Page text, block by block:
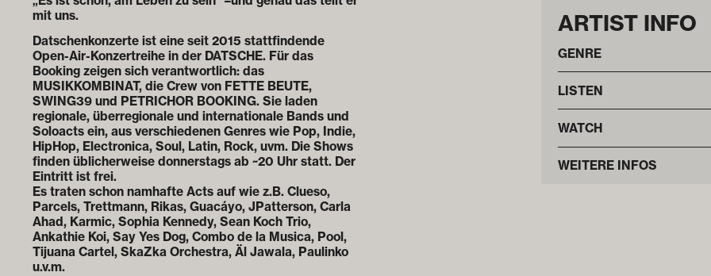
mit uns.
Datschenkonzerteist eine seit 2015 stattfindende
Open-Air-Konzertreihe in der DATSCHE. Für das
Booking zeigen sich verantwortlich: das
MUSIKKOMBINAT, die Crew von FETTE BEUTE,
SWING39 und PETRICHOR BOOKING. Sie laden
regionale, überregionale und internationale Bands und
Soloacts ein, aus verschiedenen Genres wie Pop, Indie,
HipHop, Electronica, Soul, Latin, Rock, uvm. Die Shows
finden üblicherweise donnerstags ab ~20 Uhr statt. Der
Eintritt ist frei.
Es traten schon namhafte Acts auf wie z.B. Clueso,
Parcels, Trettmann, Rikas, Guacáyo, JPatterson, Carla
Ahad, Karmic, Sophia Kennedy, Sean Koch Trio,
Ankathie Koi, Say Yes Dog, Combo de la Musica, Pool,
Tijuana Cartel, SkaZka Orchestra, Äl Jawala, Paulinko
u.v.m.
ARTIST INFO
GENRE
LISTEN
WATCH
WEITERE INFOS